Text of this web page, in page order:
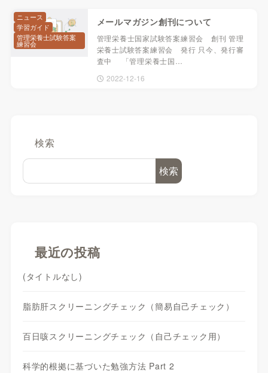
メールマガジン創刊について
管理栄養士国家試験答案練習会 創刊 管理
栄養士試験答案練習会 発行 只今、発行審
査中 「管理栄養士国…
2022-12-16
ニュース
学習ガイド
管理栄養士試験答案
練習会
検索
検索
最近の投稿
(タイトルなし)
脂肪肝スクリーニングチェック（簡易自己チェック）
百日咳スクリーニングチェック（自己チェック用）
科学的根拠に基づいた勉強方法 Part 2